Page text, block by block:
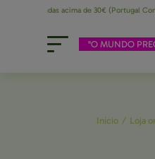
acima de 30€ (Portugal
"O MUNDO
Início / Loja